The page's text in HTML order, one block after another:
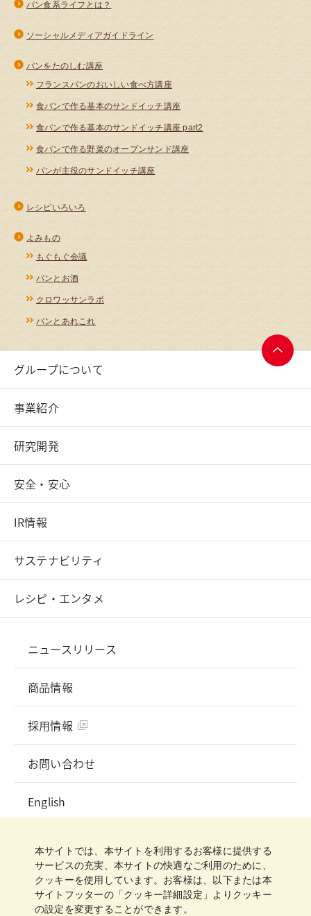
パン食系ライフとは？
ソーシャルメディアガイドライン
パンをたのしむ講座
フランスパンのおいしい食べ方講座
食パンで作る基本のサンドイッチ講座
食パンで作る基本のサンドイッチ講座 part2
食パンで作る野菜のオープンサンド講座
パンが主役のサンドイッチ講座
レシピいろいろ
よみもの
もぐもぐ会議
パンとお酒
クロワッサンラボ
パンとあれこれ
トップ
グループについて
事業紹介
研究開発
安全・安心
IR情報
サステナビリティ
レシピ・エンタメ
ニュースリリース
商品情報
採用情報
お問い合わせ
English
ご利用規約
クッキーポリシー
クッキー詳細設定
サイトマップ
本サイトでは、本サイトを利用するお客様に提供する
サービスの充実、本サイトの快適なご利用のために、
クッキーを使用しています。お客様は、以下または本
サイトフッターの「クッキー詳細設定」よりクッキー
の設定を変更することができます。